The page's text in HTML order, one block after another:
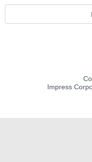
Impress